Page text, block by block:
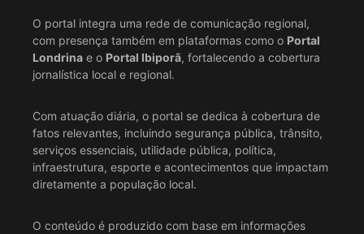
O portal integra uma rede de comunicação regional,
com presença também em plataformas como o Portal
Londrina e o Portal Ibiporã, fortalecendo a cobertura
jornalística local e regional.
Com atuação diária, o portal se dedica à cobertura de
fatos relevantes, incluindo segurança pública, trânsito,
serviços essenciais, utilidade pública, política,
infraestrutura, esporte e acontecimentos que impactam
diretamente a população local.
O conteúdo é produzido com base em informações